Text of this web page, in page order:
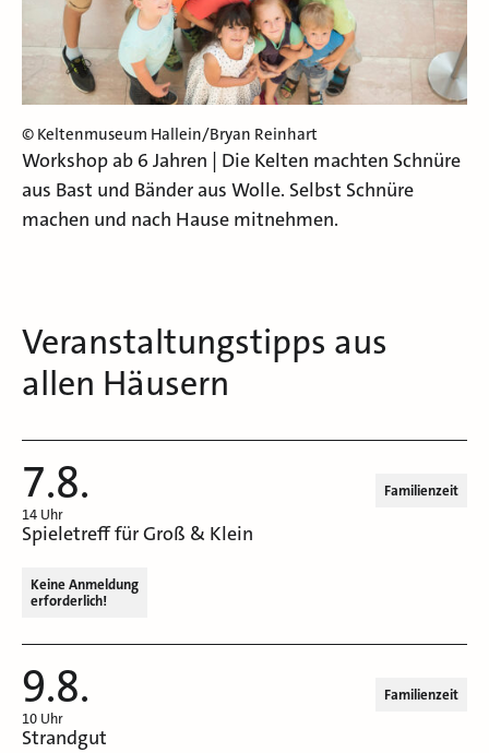
© Keltenmuseum Hallein/Bryan Reinhart
Workshop ab 6 Jahren | Die Kelten machten Schnüre
aus Bast und Bänder aus Wolle. Selbst Schnüre
machen und nach Hause mitnehmen.
Veranstaltungstipps aus
allen Häusern
7.8.
14 Uhr
Familienzeit
Spieletreff für Groß & Klein
Keine Anmeldung
erforderlich!
9.8.
10 Uhr
Familienzeit
Strandgut